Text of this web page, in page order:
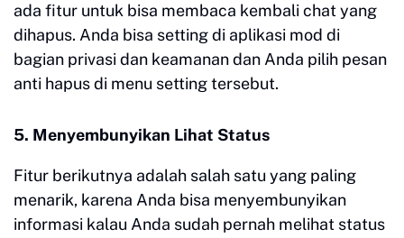
ada fitur untuk bisa membaca kembali chat yang
dihapus. Anda bisa setting di aplikasi mod di
bagian privasi dan keamanan dan Anda pilih pesan
anti hapus di menu setting tersebut.
5. Menyembunyikan Lihat Status
Fitur berikutnya adalah salah satu yang paling
menarik, karena Anda bisa menyembunyikan
informasi kalau Anda sudah pernah melihat status